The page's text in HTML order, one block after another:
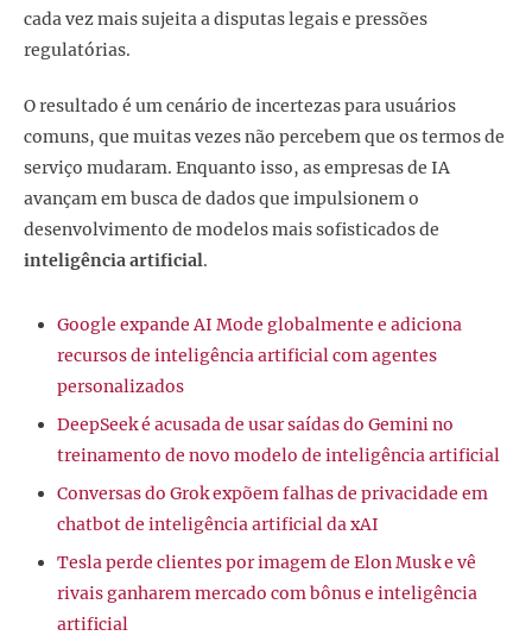
cada vez mais sujeita a disputas legais e pressões
regulatórias.
O resultado é um cenário de incertezas para usuários
comuns, que muitas vezes não percebem que os termos de
serviço mudaram. Enquanto isso, as empresas de IA
avançam em busca de dados que impulsionem o
desenvolvimento de modelos mais sofisticados de
inteligência artificial.
Google expande AI Mode globalmente e adiciona
recursos de inteligência artificial com agentes
personalizados
DeepSeek é acusada de usar saídas do Gemini no
treinamento de novo modelo de inteligência artificial
Conversas do Grok expõem falhas de privacidade em
chatbot de inteligência artificial da xAI
Tesla perde clientes por imagem de Elon Musk e vê
rivais ganharem mercado com bônus e inteligência
artificial